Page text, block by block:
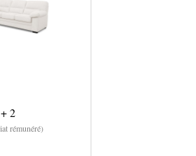
2
rémunéré)